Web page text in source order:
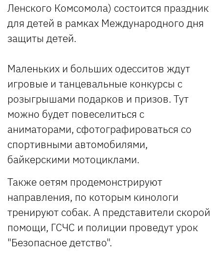
Ленского Комсомола) состоится праздник
для детей в рамках Международного дня
защиты детей.
Маленьких и больших одесситов ждут
игровые и танцевальные конкурсы с
розыгрышами подарков и призов. Тут
можно будет повеселиться с
аниматорами, сфотографироваться со
спортивными автомобилями,
байкерскими мотоциклами.
Также оетям продемонстрируют
направления, по которым кинологи
тренируют собак. А представители скорой
помощи, ГСЧС и полиции проведут урок
"Безопасное детство".